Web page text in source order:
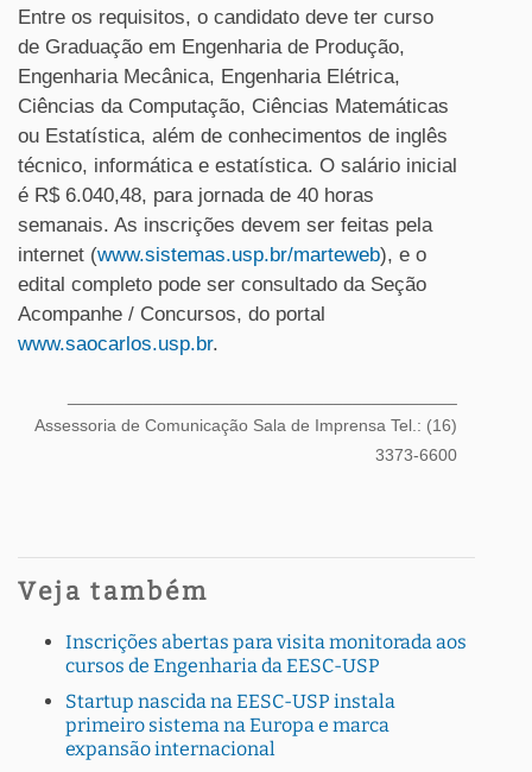
Entre os requisitos, o candidato deve ter curso
de Graduação em Engenharia de Produção,
Engenharia Mecânica, Engenharia Elétrica,
Ciências da Computação, Ciências Matemáticas
ou Estatística, além de conhecimentos de inglês
técnico, informática e estatística. O salário inicial
é R$ 6.040,48, para jornada de 40 horas
semanais. As inscrições devem ser feitas pela
internet (www.sistemas.usp.br/marteweb), e o
edital completo pode ser consultado da Seção
Acompanhe / Concursos, do portal
www.saocarlos.usp.br.
Assessoria de Comunicação Sala de Imprensa Tel.: (16)
3373-6600
Veja também
Inscrições abertas para visita monitorada aos
cursos de Engenharia da EESC-USP
Startup nascida na EESC-USP instala
primeiro sistema na Europa e marca
expansão internacional